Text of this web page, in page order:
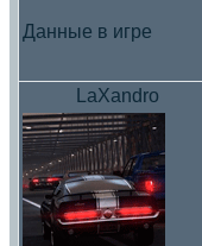
Данные в игре
LaXandro